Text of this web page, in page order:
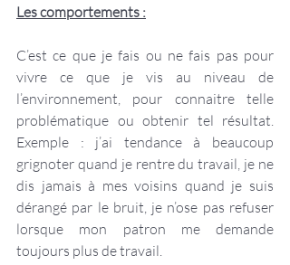
Les comportements :
C’est ce que je fais ou ne fais pas pour
vivre ce que je vis au niveau de
l’environnement, pour connaitre telle
problématique ou obtenir tel résultat.
Exemple : j’ai tendance à beaucoup
grignoter quand je rentre du travail, je ne
dis jamais à mes voisins quand je suis
dérangé par le bruit, je n’ose pas refuser
lorsque mon patron me demande
toujours plus de travail.